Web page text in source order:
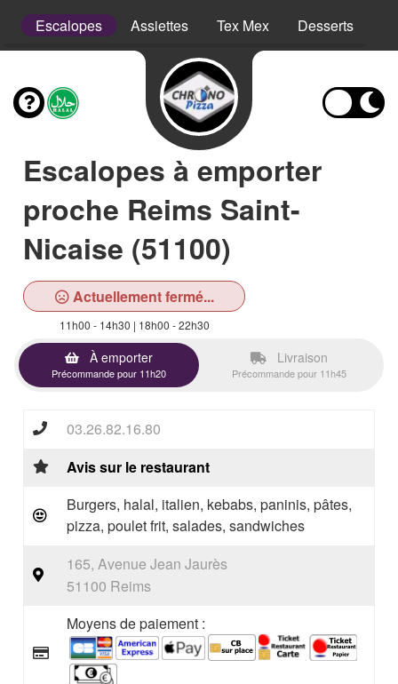
Escalopes Assiettes Tex Mex Desserts
Escalopes à emporter
proche Reims Saint-
Nicaise (51100)
Actuellement fermé...
11h00 - 14h30 | 18h00 - 22h30
À emporter
Précommande pour 11h20
Livraison
Précommande pour 11h45
03.26.82.16.80
Avis sur le restaurant
Burgers, halal, italien, kebabs, paninis, pâtes,
pizza, poulet frit, salades, sandwiches
165, Avenue Jean Jaurès
51100 Reims
Moyens de paiement :